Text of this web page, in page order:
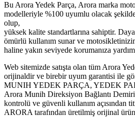
Bu Arora Yedek Parça, Arora marka
modelleriyle %100 uyumlu olacak
olup,
yüksek kalite standartlarına sahiptir.
ömürlü kullanım sunar ve
haline yakın seviyede korumanıza
Web sitemizde satışta olan tüm Arora
orijinaldir ve birebir uyum garantisi ile
MUNIH YEDEK PARÇA, YEDEK
Arora Munih Direksiyon Bağlantı
kontrolü ve güvenli kullanım açısından
ARORA tarafından üretilmiş orijinal